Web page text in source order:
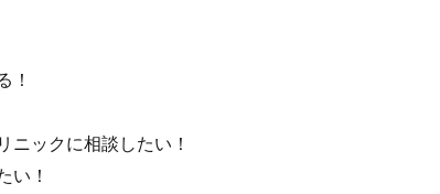
！
ニックに相談したい！
い！